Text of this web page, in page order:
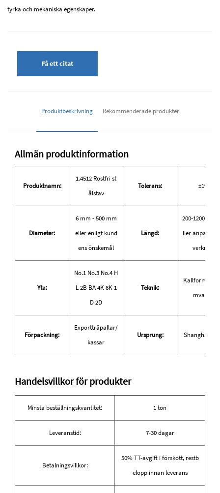
tyrka och mekaniska egenskaper.
Få ett citat
Produktbeskrivning Rekommenderade produkter
Allmän produktinformation
Produktnamn:
1.4512 Rostfri st
ålstav
Tolerans: ±1%
Diameter:
6 mm - 500 mm
eller enligt kund
ens önskemål
Längd:
200-12000
ller anpassad
verkning
Yta:
No.1 No.3 No.4 H
L 2B BA 4K 8K 1
D 2D
Teknik:
Kallformad,
mvalsad
Förpackning:
Exportträpallar/
kassar
Ursprung: Shanghai,
Handelsvillkor för produkter
Minsta beställningskvantitet: 1 ton
Leveranstid: 7-30 dagar
Betalningsvillkor:
50% TT-avgift i förskott, restb
elopp innan leverans